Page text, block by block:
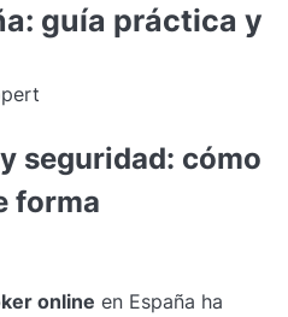
guía práctica y
seguridad: cómo
forma
online en España ha